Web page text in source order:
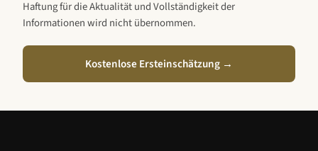
Haftung für die Aktualität und Vollständigkeit der
Informationen wird nicht übernommen.
Kostenlose Ersteinschätzung →